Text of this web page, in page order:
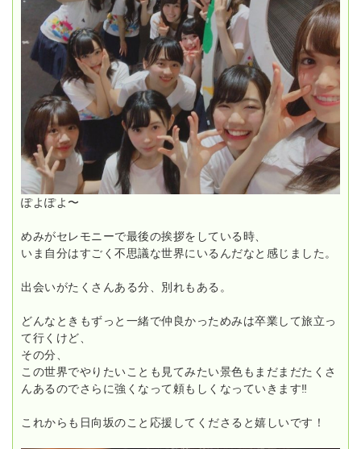
ぽよぽよ〜
めみがセレモニーで最後の挨拶をしている時、
いま自分はすごく不思議な世界にいるんだなと感じました。
出会いがたくさんある分、別れもある。
どんなときもずっと一緒で仲良かっためみは卒業して旅立っ
て行くけど、
その分、
この世界でやりたいことも見てみたい景色もまだまだたくさ
んあるのでさらに強くなって頼もしくなっていきます‼
これからも日向坂のこと応援してくださると嬉しいです！